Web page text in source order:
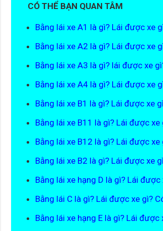
CÓ THỂ BẠN QUAN TÂM
Bằng lái xe A1 là gì? Lái được xe
Bằng lái xe A2 là gì? Lái được xe
Bằng lái xe A3 là gì? lái được xe
Bằng lái xe A4 là gì? Lái được xe
Bằng lái xe B1 là gì? Lái được xe
Bằng lái xe B11 là gì? Lái được
Bằng lái xe B12 là gì? Lái được
Bằng lái xe B2 là gì? Lái được xe
Bằng lái xe hạng D là gì? Lái
Bằng lái C là gì? Lái được xe gì?
Bằng lái xe hạng E là gì? Lái